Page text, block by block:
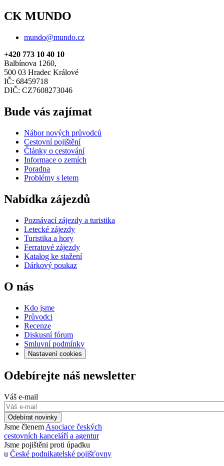
CK MUNDO
mundo@mundo.cz
+420 773 10 40 10
Balbínova 1260,
500 03 Hradec Králové
IČ: 68459718
DIČ: CZ7608273046
Bude vás zajímat
Nábor nových průvodců
Cestovní pojištění
Články o cestování
Informace o zemích
Poradna
Problémy s letem
Nabídka zájezdů
Poznávací zájezdy a turistika
Letecké zájezdy
Turistika a hory
Ferratové zájezdy
Katalog ke stažení
Dárkový poukaz
O nás
Kdo jsme
Průvodci
Recenze
Diskusní fórum
Smluvní podmínky
Nastavení cookies
Odebírejte náš newsletter
Váš e-mail
Odebírat novinky
Jsme členem Asociace českých
cestovních kanceláří a agentur
Jsme pojištěni proti úpadku
u České podnikatelské pojišťovny